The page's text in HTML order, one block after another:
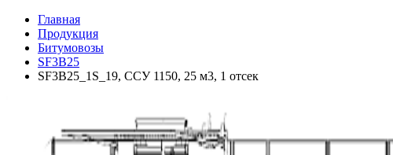
Главная
Продукция
Битумовозы
SF3B25
SF3B25_1S_19, ССУ 1150, 25 м3, 1 отсек